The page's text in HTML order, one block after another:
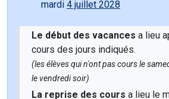
mardi 4 juillet 2028
Le début des vacances a lieu
cours des jours indiqués.
(les élèves qui n'ont pas cours le
le vendredi soir)
La reprise des cours a lieu le